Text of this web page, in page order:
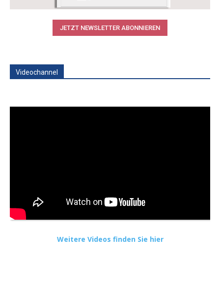
JETZT NEWSLETTER ABONNIEREN
Videochannel
Weitere Videos finden Sie hier